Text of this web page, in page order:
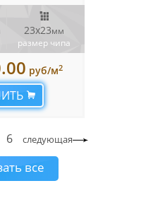
23х23мм
размер чипа
руб/м2
6 следующая
все